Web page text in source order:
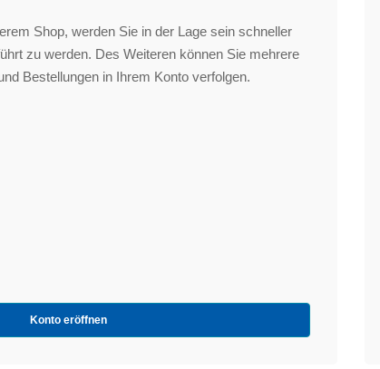
Shop, werden Sie in der Lage sein schneller
zu werden. Des Weiteren können Sie mehrere
Bestellungen in Ihrem Konto verfolgen.
Konto eröffnen